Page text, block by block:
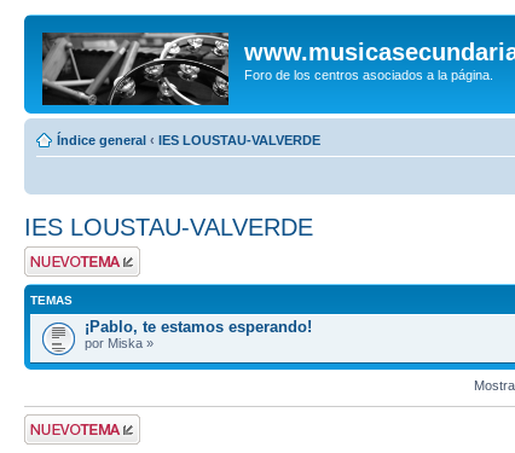
Foro de los centros asociados a la página.
Índice general ‹ IES LOUSTAU-VALVERDE
IES LOUSTAU-VALVERDE
Publicar un nuevo
tema
TEMAS
¡Pablo, te estamos esperando!
por Miska »
Publicar un nuevo
tema